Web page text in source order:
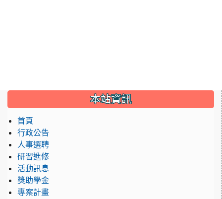
::: 本站資訊
首頁
行政公告
人事選聘
研習進修
活動訊息
獎助學金
專案計畫